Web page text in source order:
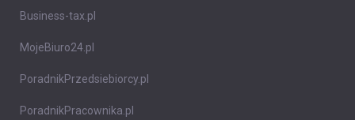
Business-tax.pl
MojeBiuro24.pl
PoradnikPrzedsiebiorcy.pl
PoradnikPracownika.pl